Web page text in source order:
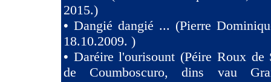
2015.)
• Dangié dangié ... (Pierre
18.10.2009. )
• Daréire l'ourisount (Péire Roux de
de Coumboscuro, dins vau